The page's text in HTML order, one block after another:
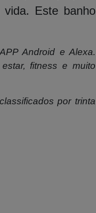
Este banho
Android e Alexa.
fitness e muito
por trinta